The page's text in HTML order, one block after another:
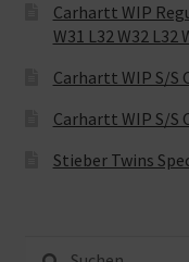
Carhartt WIP
W31 L32 W32 L32
Carhartt WIP S/S
Carhartt WIP S/S
Stieber Twins
Suche